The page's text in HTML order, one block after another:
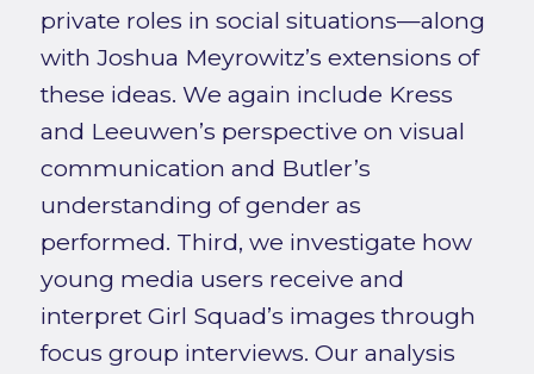
private roles in social situations—along
with Joshua Meyrowitz’s extensions of
these ideas. We again include Kress
and Leeuwen’s perspective on visual
communication and Butler’s
understanding of gender as
performed. Third, we investigate how
young media users receive and
interpret Girl Squad’s images through
focus group interviews. Our analysis